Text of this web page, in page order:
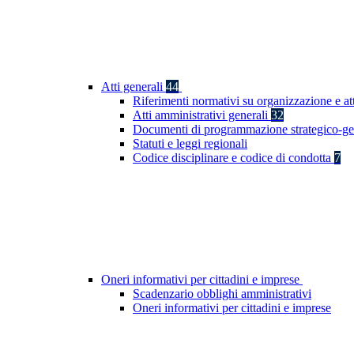
Atti generali 44
Riferimenti normativi su organizzazione e
Atti amministrativi generali 32
Documenti di programmazione strategico-
Statuti e leggi regionali
Codice disciplinare e codice di condotta 7
Oneri informativi per cittadini e imprese
Scadenzario obblighi amministrativi
Oneri informativi per cittadini e imprese